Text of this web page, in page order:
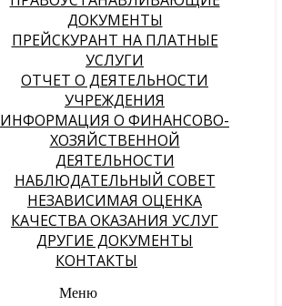
ДОКУМЕНТЫ
ПРЕЙСКУРАНТ НА ПЛАТНЫЕ
УСЛУГИ
ОТЧЕТ О ДЕЯТЕЛЬНОСТИ
УЧРЕЖДЕНИЯ
ИНФОРМАЦИЯ О ФИНАНСОВО-
ХОЗЯЙСТВЕННОЙ
ДЕЯТЕЛЬНОСТИ
НАБЛЮДАТЕЛЬНЫЙ СОВЕТ
НЕЗАВИСИМАЯ ОЦЕНКА
КАЧЕСТВА ОКАЗАНИЯ УСЛУГ
ДРУГИЕ ДОКУМЕНТЫ
КОНТАКТЫ
Меню